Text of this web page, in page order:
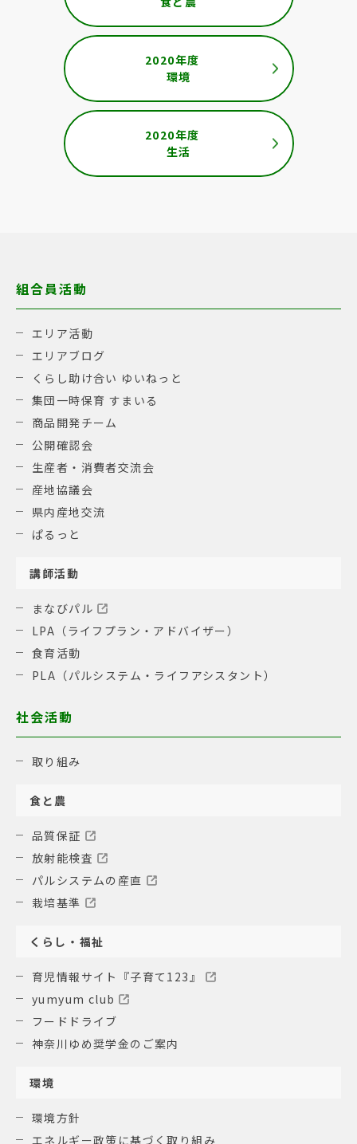
2020年度
環境
2020年度
生活
組合員活動
エリア活動
エリアブログ
くらし助け合い ゆいねっと
集団一時保育 すまいる
商品開発チーム
公開確認会
生産者・消費者交流会
産地協議会
県内産地交流
ぱるっと
講師活動
まなびパル
LPA（ライフプラン・アドバイザー）
食育活動
PLA（パルシステム・ライフアシスタント）
社会活動
取り組み
食と農
品質保証
放射能検査
パルシステムの産直
栽培基準
くらし・福祉
育児情報サイト『子育て123』
yumyum club
フードドライブ
神奈川ゆめ奨学金のご案内
環境
環境方針
エネルギー政策に基づく取り組み